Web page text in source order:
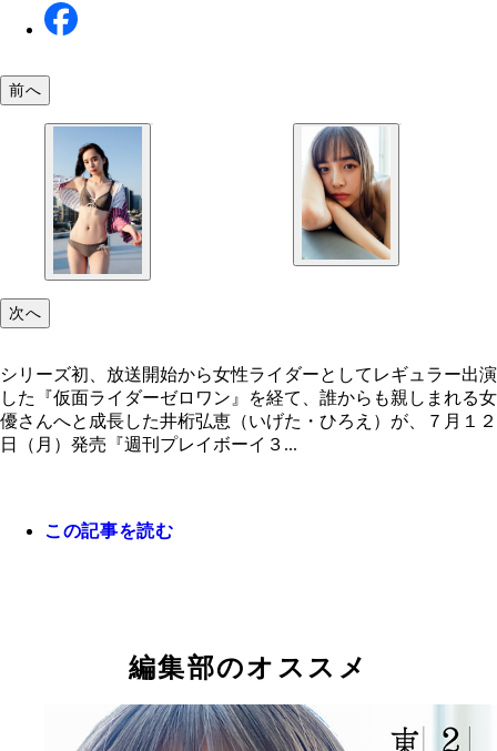
【デジタル限定】井桁弘恵写真集『２０２１年、
前へ
次へ
シリーズ初、放送開始から女性ライダーとしてレギュラー出演
した『仮面ライダーゼロワン』を経て、誰からも親しまれる女
優さんへと成長した井桁弘恵（いげた・ひろえ）が、７月１２
日（月）発売『週刊プレイボーイ３...
この記事を読む
編集部のオススメ